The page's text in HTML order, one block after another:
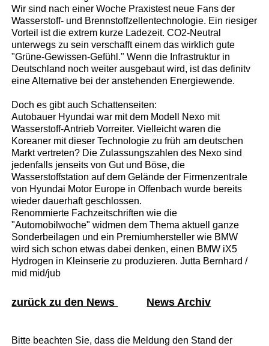
Wir sind nach einer Woche Praxistest neue Fans der
Wasserstoff- und Brennstoffzellentechnologie. Ein riesiger
Vorteil ist die extrem kurze Ladezeit. CO2-Neutral
unterwegs zu sein verschafft einem das wirklich gute
"Grüne-Gewissen-Gefühl." Wenn die Infrastruktur in
Deutschland noch weiter ausgebaut wird, ist das definitv
eine Alternative bei der anstehenden Energiewende.
Doch es gibt auch Schattenseiten:
Autobauer Hyundai war mit dem Modell Nexo mit
Wasserstoff-Antrieb Vorreiter. Vielleicht waren die
Koreaner mit dieser Technologie zu früh am deutschen
Markt vertreten? Die Zulassungszahlen des Nexo sind
jedenfalls jenseits von Gut und Böse, die
Wasserstoffstation auf dem Gelände der Firmenzentrale
von Hyundai Motor Europe in Offenbach wurde bereits
wieder dauerhaft geschlossen.
Renommierte Fachzeitschriften wie die
"Automobilwoche" widmen dem Thema aktuell ganze
Sonderbeilagen und ein Premiumhersteller wie BMW
wird sich schon etwas dabei denken, einen BMW iX5
Hydrogen in Kleinserie zu produzieren. Jutta Bernhard /
mid mid/jub
zurück zu den News News Archiv
Bitte beachten Sie, dass die Meldung den Stand der